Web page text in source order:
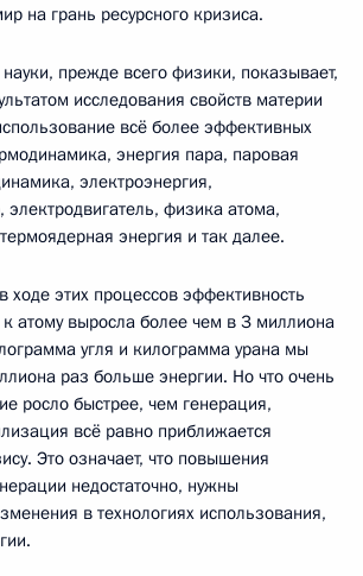
на грань ресурсного кризиса.
прежде всего физики, показывает,
исследования свойств материи
всё более эффективных
энергия пара, паровая
электроэнергия,
электродвигатель, физика атома,
энергия и так далее.
ходе этих процессов эффективность
к атому выросла более чем в 3 миллиона
угля и килограмма урана мы
раз больше энергии. Но что очень
росло быстрее, чем генерация,
всё равно приближается
Это означает, что повышения
недостаточно, нужны
в технологиях использования,